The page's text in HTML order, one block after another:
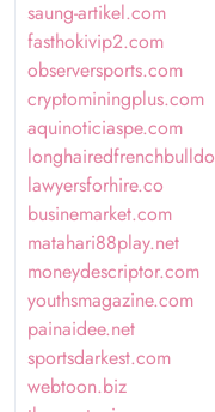
saung-artikel.com
fasthokivip2.com
observersports.com
cryptominingplus.com
aquinoticiaspe.com
lawyersforhire.co
businemarket.com
matahari88play.net
moneydescriptor.com
youthsmagazine.com
painaidee.net
sportsdarkest.com
webtoon.biz